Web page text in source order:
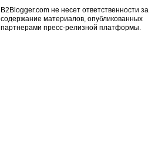
B2Blogger.com не несет ответственности за
содержание материалов, опубликованных
партнерами пресс-релизной платформы.